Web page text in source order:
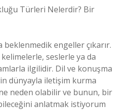
Türleri Nelerdir? Bir
beklenmedik engeller çıkarır.
seslerle ya da
ilgilidir. Dil ve konuşma
dünyayla iletişim kurma
neden olabilir ve bunun, bir
anlatmak istiyorum